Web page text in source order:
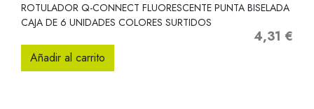
ROTULADOR Q-CONNECT FLUORESCENTE PUNTA BISELADA
CAJA DE 6 UNIDADES COLORES SURTIDOS
Precio
4,31 €
Añadir al carrito